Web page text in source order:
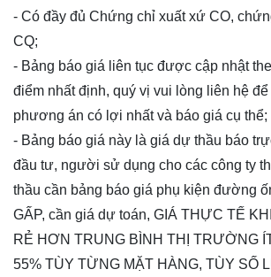
- Có đầy đủ Chứng chỉ xuất xứ CO,
CQ;
- Bảng báo giá liên tục được cập nhật
điểm nhất định, quý vị vui lòng liên hệ
phương án có lợi nhất và báo giá cụ thể;
- Bảng báo giá này là giá dự thầu báo
đầu tư, người sử dụng cho các công ty
thầu cần bảng báo giá phụ kiện đường
GẤP, cần giá dự toán, GIÁ THỰC TẾ
RẺ HƠN TRUNG BÌNH THỊ TRƯỜNG
55% TÙY TỪNG MẶT HÀNG, TÙY SỐ